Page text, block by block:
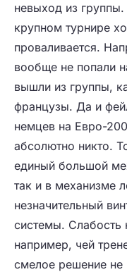
невыход из
крупном турнире
проваливается.
вообще не попали
вышли из группы,
французы. Да и
немцев на Евро-
абсолютно никто.
единый большой
так и в механизме
незначительный
системы.
например, чей
смелое решение не